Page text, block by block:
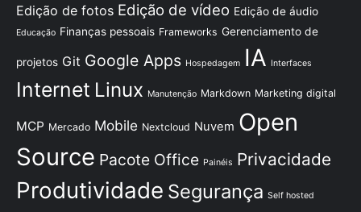
Edição de fotos Edição de vídeo Edição de áudio
Educação Finanças pessoais Frameworks Gerenciamento de
projetos Git Google Apps Hospedagem IA Interfaces
Internet Linux Manutenção Markdown Marketing digital
MCP Mercado Mobile Nextcloud Nuvem Open
Source Pacote Office Painéis Privacidade
Produtividade Segurança Self hosted